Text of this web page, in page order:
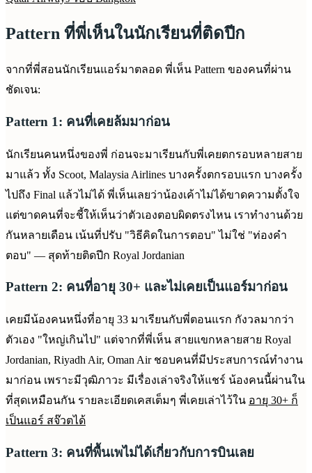
Pattern ที่พี่เห็นในนักเรียนที่ติดปีก
จากที่พี่สอนนักเรียนแอร์มาตลอด พี่เห็น Pattern ของคนที่ผ่าน
ชัดเจน:
Pattern 1: คนที่เคยล้มมาก่อน
นักเรียนคนหนึ่งของพี่ ก่อนจะมาเรียนกับพี่เคยตกรอบหลายสาย
มาแล้ว ทั้ง Scoot, Malaysia Airlines บางครั้งตกรอบแรก บางครั้ง
ไปถึง Final แล้วไม่ได้ พี่เห็นเลยว่าน้องเค้าไม่ได้ขาดความตั้งใจ
แต่ขาดคนที่จะชี้ให้เห็นว่าตัวเองตอบผิดตรงไหน เราทำงานด้วย
กันหลายเดือน เน้นที่ปรับ "วิธีคิดในการตอบ" ไม่ใช่ "ท่องคำ
ตอบ" — สุดท้ายติดปีก Royal Jordanian
Pattern 2: คนที่อายุ 30+ และไม่เคยเป็นแอร์มาก่อน
เคยมีน้องคนหนึ่งที่อายุ 33 มาเรียนกับพี่ตอนแรก กังวลมากว่า
ตัวเอง "ใหญ่เกินไป" แต่จากที่พี่เห็น สายแขกหลายสาย Royal
Jordanian, Riyadh Air, Oman Air ชอบคนที่มีประสบการณ์ทำงาน
มาก่อน เพราะมีวุฒิภาวะ มีเรื่องเล่าจริงให้แชร์ น้องคนนี้ผ่านใน
ที่สุดเหมือนกัน รายละเอียดเคสเต็มๆ พี่เคยเล่าไว้ใน อายุ 30+ ก็
เป็นแอร์ สจ๊วตได้
Pattern 3: คนที่พื้นเพไม่ได้เกี่ยวกับการบินเลย